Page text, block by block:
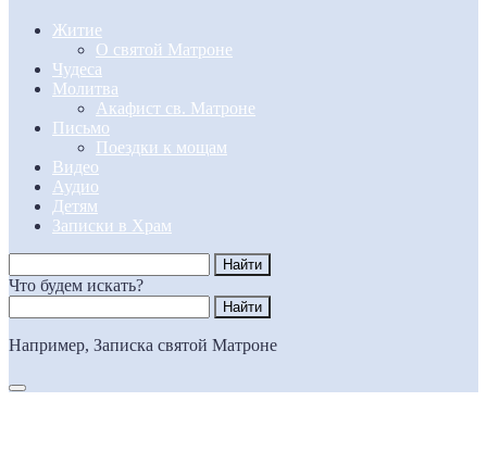
Житие
О святой Матроне
Чудеса
Молитва
Акафист св. Матроне
Письмо
Поездки к мощам
Видео
Аудио
Детям
Записки в Храм
Что будем искать?
Например, Записка святой Матроне